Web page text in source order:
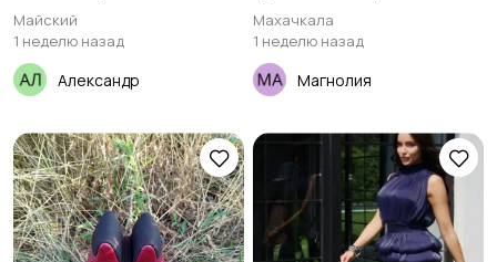
Майский
1 неделю назад
Александр
Махачкала
1 неделю назад
Магнолия